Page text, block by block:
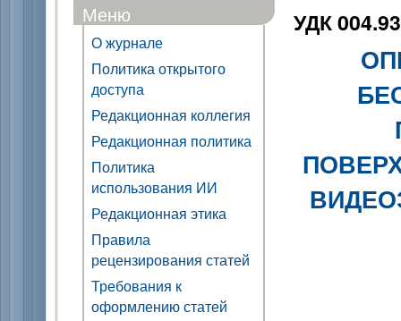
Меню
О журнале
Политика открытого
доступа
Редакционная коллегия
Редакционная политика
Политика
использования ИИ
Редакционная этика
Правила
рецензирования статей
Требования к
оформлению статей
УДК